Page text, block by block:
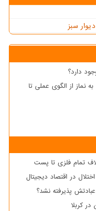
سبز
دارد؟
نماز از الگوی عملی تا
تمام فلزی تا پست
در اقتصاد دیجیتال
پذیرفته نشد؟
کربلا